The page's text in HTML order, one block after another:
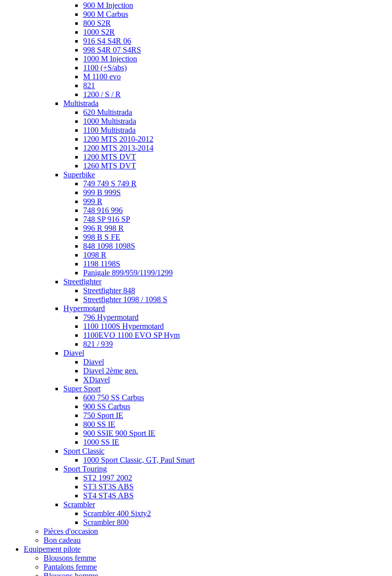
900 M Injection
900 M Carbus
800 S2R
1000 S2R
916 S4 S4R 06
998 S4R 07 S4RS
1000 M Injection
1100 (+S/abs)
M 1100 evo
821
1200 / S / R
Multistrada
620 Multistrada
1000 Multistrada
1100 Multistrada
1200 MTS 2010-2012
1200 MTS 2013-2014
1200 MTS DVT
1260 MTS DVT
Superbike
749 749 S 749 R
999 B 999S
999 R
748 916 996
748 SP 916 SP
996 R 998 R
998 B S FE
848 1098 1098S
1098 R
1198 1198S
Panigale 899/959/1199/1299
Streetfighter
Streetfighter 848
Streetfighter 1098 / 1098 S
Hypermotard
796 Hypermotard
1100 1100S Hypermotard
1100EVO 1100 EVO SP Hym
821 / 939
Diavel
Diavel
Diavel 2ème gen.
XDiavel
Super Sport
600 750 SS Carbus
900 SS Carbus
750 Sport IE
800 SS IE
900 SSIE 900 Sport IE
1000 SS IE
Sport Classic
1000 Sport Classic, GT, Paul Smart
Sport Touring
ST2 1997 2002
ST3 ST3S ABS
ST4 ST4S ABS
Scrambler
Scrambler 400 Sixty2
Scrambler 800
Pièces d'occasion
Bon cadeau
Equipement pilote
Blousons femme
Pantalons femme